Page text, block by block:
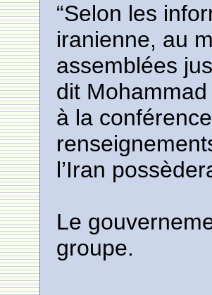
“Selon les
iranienne, au
assemblées
dit
à la
l’Iran
Le
groupe.